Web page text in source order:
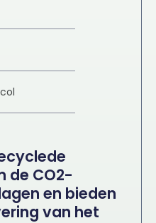
de CO2-
en bieden
van het